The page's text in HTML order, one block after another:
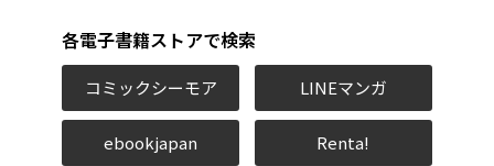
各電子書籍ストアで検索
コミックシーモア LINEマンガ
ebookjapan Renta!